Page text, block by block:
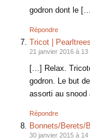
godron dont le
Répondre
Tricot | Pearltrees
21 janvier 2016 à 13
[…] Relax.
godron. Le but
assorti au
Répondre
Bonnets/Berets/
30 janvier 2015 à 14